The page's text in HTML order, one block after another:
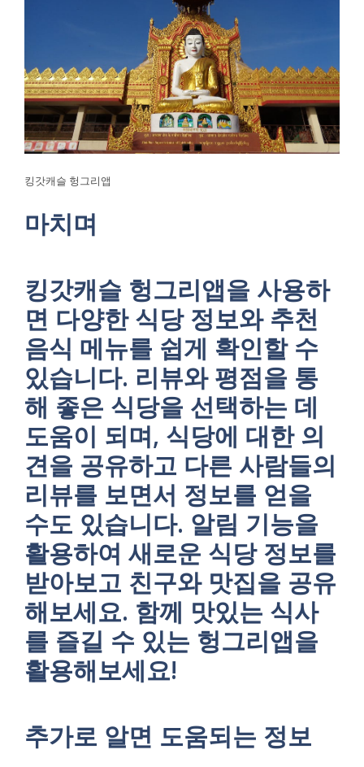
킹갓캐슬 헝그리앱
마치며
킹갓캐슬 헝그리앱을 사용하
면 다양한 식당 정보와 추천
음식 메뉴를 쉽게 확인할 수
있습니다. 리뷰와 평점을 통
해 좋은 식당을 선택하는 데
도움이 되며, 식당에 대한 의
견을 공유하고 다른 사람들의
리뷰를 보면서 정보를 얻을
수도 있습니다. 알림 기능을
활용하여 새로운 식당 정보를
받아보고 친구와 맛집을 공유
해보세요. 함께 맛있는 식사
를 즐길 수 있는 헝그리앱을
활용해보세요!
추가로 알면 도움되는 정보